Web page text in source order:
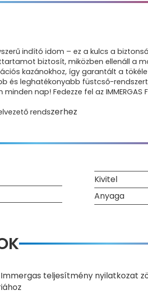
indító idom – ez a kulcs a
biztosít, miközben ellenáll a
kazánokhoz, így garantált a
és leghatékonyabb füstcső-
nap! Fedezze fel az
rendszerhez
Kivitel
Anyaga
Immergas teljesítmény nyilatkozat